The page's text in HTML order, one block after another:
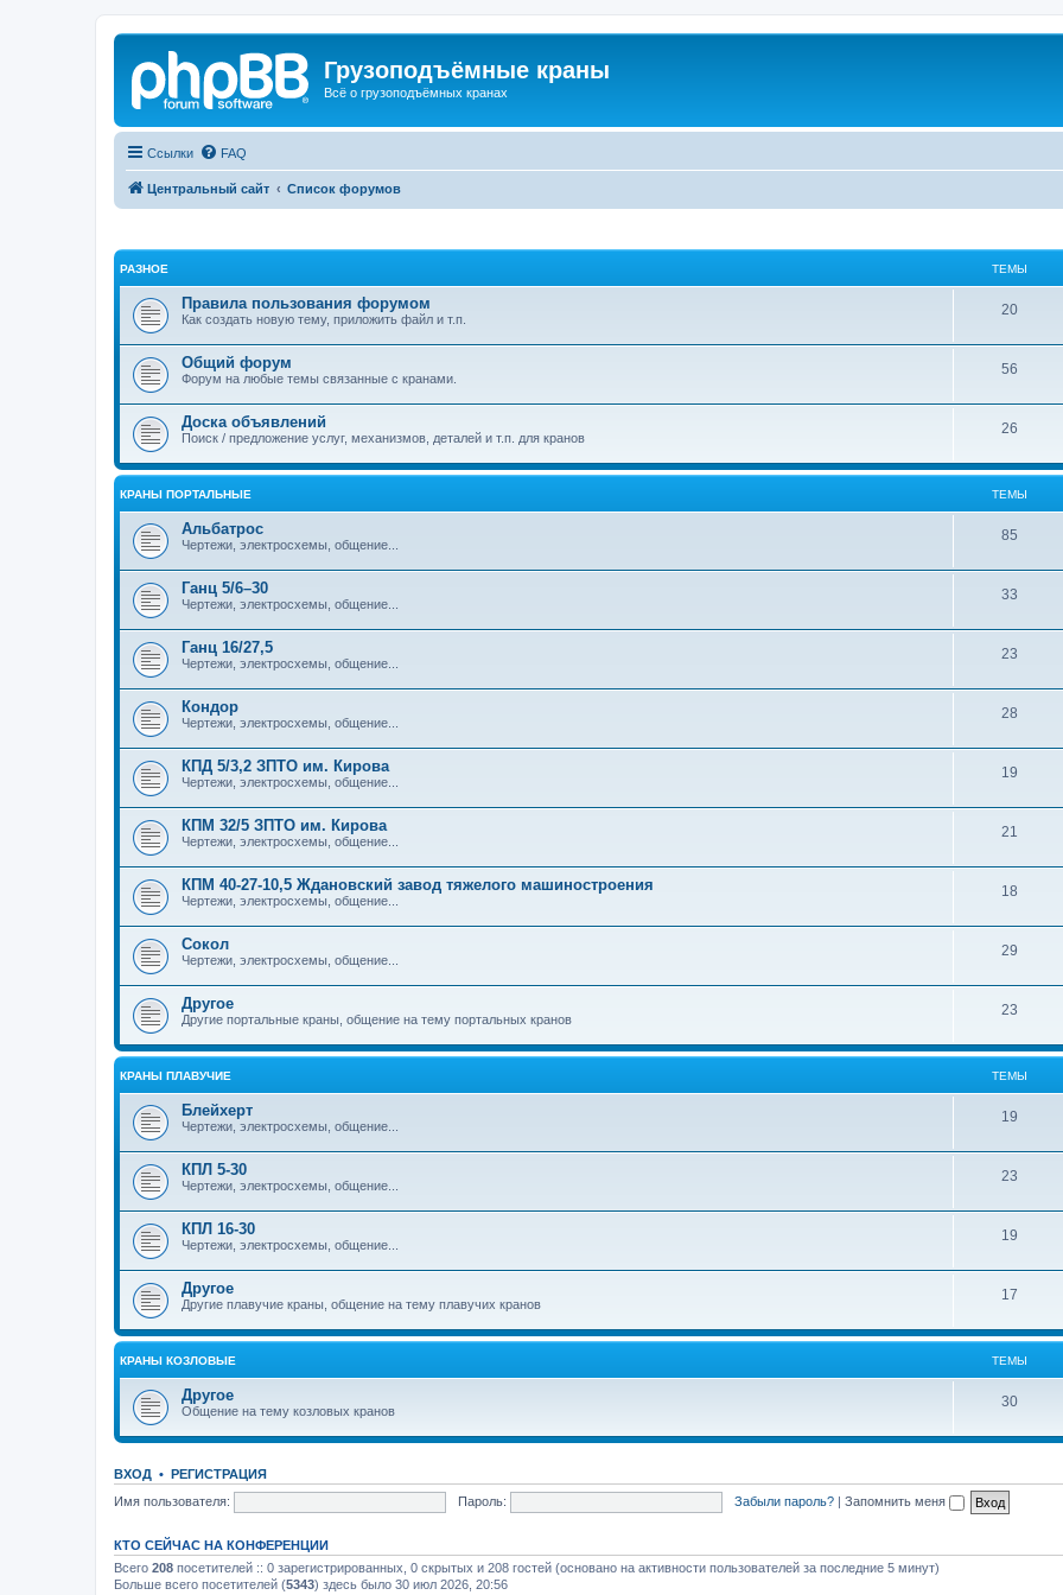
Грузоподъёмные краны
Всё о грузоподъёмных кранах
Ссылки FAQ
Центральный сайт Список форумов
РАЗНОЕ ТЕМЫ
Правила пользования форумом
Как создать новую тему, приложить файл и т.п.
20
Общий форум
Форум на любые темы связанные с кранами.
56
Доска объявлений
Поиск / предложение услуг, механизмов, деталей и т.п. для кранов
26
КРАНЫ ПОРТАЛЬНЫЕ ТЕМЫ
Альбатрос
Чертежи, электросхемы, общение...
85
Ганц 5/6–30
Чертежи, электросхемы, общение...
33
Ганц 16/27,5
Чертежи, электросхемы, общение...
23
Кондор
Чертежи, электросхемы, общение...
28
КПД 5/3,2 ЗПТО им. Кирова
Чертежи, электросхемы, общение...
19
КПМ 32/5 ЗПТО им. Кирова
Чертежи, электросхемы, общение...
21
КПМ 40-27-10,5 Ждановский завод тяжелого машиностроения
Чертежи, электросхемы, общение...
18
Сокол
Чертежи, электросхемы, общение...
29
Другое
Другие портальные краны, общение на тему портальных кранов
23
КРАНЫ ПЛАВУЧИЕ ТЕМЫ
Блейхерт
Чертежи, электросхемы, общение...
19
КПЛ 5-30
Чертежи, электросхемы, общение...
23
КПЛ 16-30
Чертежи, электросхемы, общение...
19
Другое
Другие плавучие краны, общение на тему плавучих кранов
17
КРАНЫ КОЗЛОВЫЕ ТЕМЫ
Другое
Общение на тему козловых кранов
30
ВХОД • РЕГИСТРАЦИЯ
Имя пользователя:
Пароль: Забыли пароль? | Запомнить меня
КТО СЕЙЧАС НА КОНФЕРЕНЦИИ
Всего 208 посетителей :: 0 зарегистрированных, 0 скрытых и 208 гостей (основано на активности пользователей за последние 5 минут)
Больше всего посетителей (5343) здесь было 30 июл 2026, 20:56